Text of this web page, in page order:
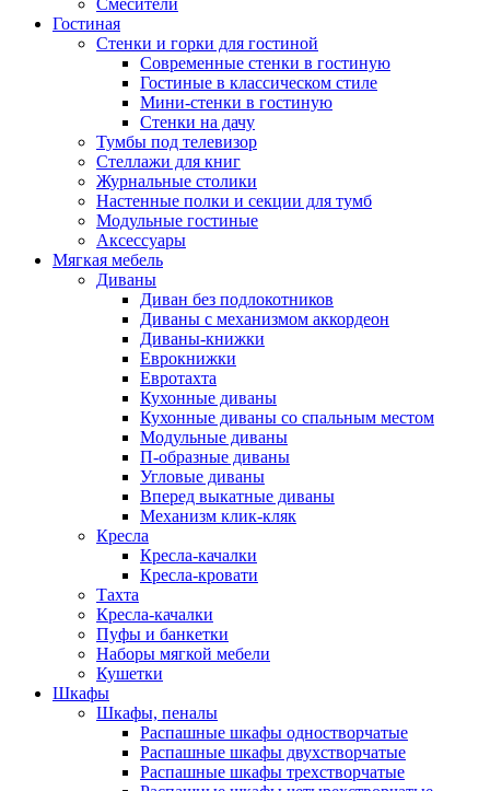
Смесители
Гостиная
Стенки и горки для гостиной
Современные стенки в гостиную
Гостиные в классическом стиле
Мини-стенки в гостиную
Стенки на дачу
Тумбы под телевизор
Стеллажи для книг
Журнальные столики
Настенные полки и секции для тумб
Модульные гостиные
Аксессуары
Мягкая мебель
Диваны
Диван без подлокотников
Диваны с механизмом аккордеон
Диваны-книжки
Еврокнижки
Евротахта
Кухонные диваны
Кухонные диваны со спальным местом
Модульные диваны
П-образные диваны
Угловые диваны
Вперед выкатные диваны
Механизм клик-кляк
Кресла
Кресла-качалки
Кресла-кровати
Тахта
Кресла-качалки
Пуфы и банкетки
Наборы мягкой мебели
Кушетки
Шкафы
Шкафы, пеналы
Распашные шкафы одностворчатые
Распашные шкафы двухстворчатые
Распашные шкафы трехстворчатые